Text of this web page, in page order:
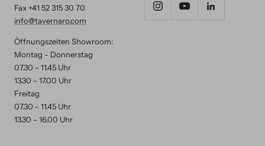
Fax +41 52 315 30 70
info@tavernaro.com
Öffnungszeiten Showroom:
Montag - Donnerstag
07.30 - 11.45 Uhr
13.30 - 17.00 Uhr
Freitag
07.30 - 11.45 Uhr
13.30 - 16.00 Uhr